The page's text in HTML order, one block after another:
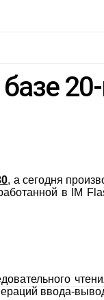
, а сегодня
в IM
ввода-